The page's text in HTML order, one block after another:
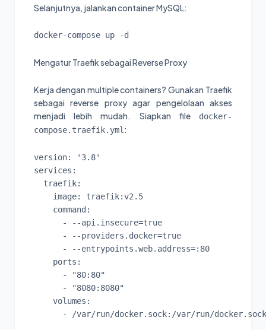
Selanjutnya, jalankan container MySQL:
docker-compose up -d
Mengatur Traefik sebagai Reverse Proxy
Kerja dengan multiple containers? Gunakan Traefik
sebagai reverse proxy agar pengelolaan akses
menjadi lebih mudah. Siapkan file
docker-
compose.traefik.yml :
version: '3.8'
services:
  traefik:
    image: traefik:v2.5
    command:
      - --api.insecure=true
      - --providers.docker=true
      - --entrypoints.web.address=:80
    ports:
      - "80:80"
      - "8080:8080"
    volumes: